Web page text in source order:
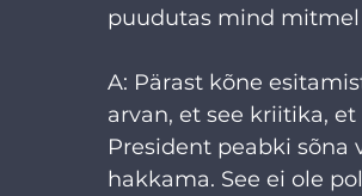
puudutas mind
A: Pärast kõne
arvan, et see kriitika,
President peabki sõna
hakkama. See ei ole